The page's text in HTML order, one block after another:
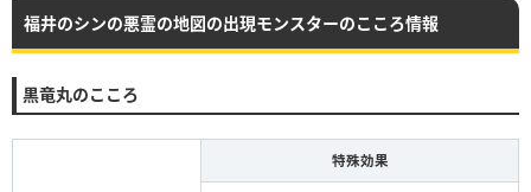
福井のシンの悪霊の地図の出現モンスターのこころ情報
黒竜丸のこころ
特殊効果